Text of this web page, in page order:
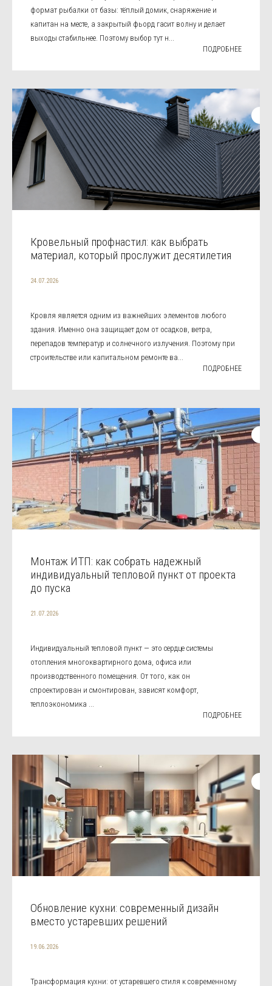
формат рыбалки от базы: тёплый домик, снаряжение и
капитан на месте, а закрытый фьорд гасит волну и делает
выходы стабильнее. Поэтому выбор тут н...
ПОДРОБНЕЕ
Кровельный профнастил: как выбрать
материал, который прослужит десятилетия
24.07.2026
Кровля является одним из важнейших элементов любого
здания. Именно она защищает дом от осадков, ветра,
перепадов температур и солнечного излучения. Поэтому при
строительстве или капитальном ремонте ва...
ПОДРОБНЕЕ
Монтаж ИТП: как собрать надежный
индивидуальный тепловой пункт от проекта
до пуска
21.07.2026
Индивидуальный тепловой пункт — это сердце системы
отопления многоквартирного дома, офиса или
производственного помещения. От того, как он
спроектирован и смонтирован, зависят комфорт,
теплоэкономика ...
ПОДРОБНЕЕ
Обновление кухни: современный дизайн
вместо устаревших решений
19.06.2026
Трансформация кухни: от устаревшего стиля к современному